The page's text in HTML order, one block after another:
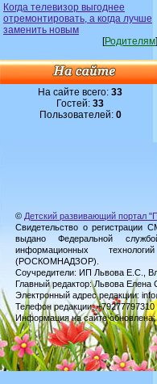
Когда телевизор выгоднее
отремонтировать, а когда лучше
заменить новым
[Родителям]
На сайте всего:33
Гостей:33
Пользователей: 0
© Детский развивающий портал
Свидетельство о регистрации
выдано Федеральной
информационных
(РОСКОМНАДЗОР).
Соучредители: ИП Львова Е.С.,
Главный редактор: Львова Елена
Электронный адрес редакции:
Телефон редакции: +79277797310
Информация на сайте обновлена: